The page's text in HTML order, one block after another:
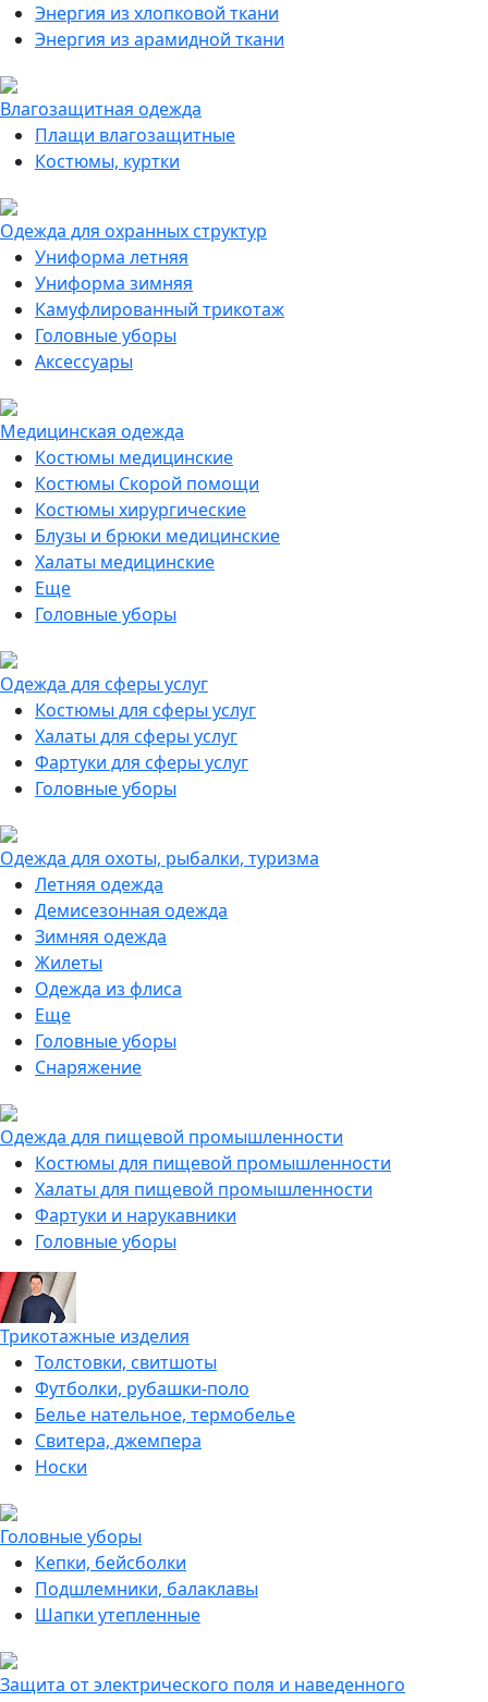
Энергия из хлопковой ткани
Энергия из арамидной ткани
Влагозащитная одежда
Плащи влагозащитные
Костюмы, куртки
Одежда для охранных структур
Униформа летняя
Униформа зимняя
Камуфлированный трикотаж
Головные уборы
Аксессуары
Медицинская одежда
Костюмы медицинские
Костюмы Скорой помощи
Костюмы хирургические
Блузы и брюки медицинские
Халаты медицинские
Еще
Головные уборы
Одежда для сферы услуг
Костюмы для сферы услуг
Халаты для сферы услуг
Фартуки для сферы услуг
Головные уборы
Одежда для охоты, рыбалки, туризма
Летняя одежда
Демисезонная одежда
Зимняя одежда
Жилеты
Одежда из флиса
Еще
Головные уборы
Снаряжение
Одежда для пищевой промышленности
Костюмы для пищевой промышленности
Халаты для пищевой промышленности
Фартуки и нарукавники
Головные уборы
Трикотажные изделия
Толстовки, свитшоты
Футболки, рубашки-поло
Белье нательное, термобелье
Свитера, джемпера
Носки
Головные уборы
Кепки, бейсболки
Подшлемники, балаклавы
Шапки утепленные
Защита от электрического поля и наведенного